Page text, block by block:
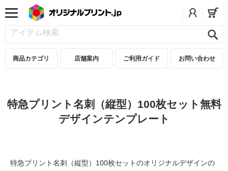
商品カテゴリ 店舗案内 ご利用ガイド お問い合わせ
特急プリント名刺（縦型）100枚セット無料
デザインテンプレート
特急プリント名刺（縦型）100枚セットのオリジナルデザインの